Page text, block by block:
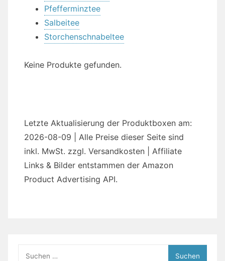
Pfefferminztee
Salbeitee
Storchenschnabeltee
Keine Produkte gefunden.
Letzte Aktualisierung der Produktboxen am:
2026-08-09 | Alle Preise dieser Seite sind
inkl. MwSt. zzgl. Versandkosten | Affiliate
Links & Bilder entstammen der Amazon
Product Advertising API.